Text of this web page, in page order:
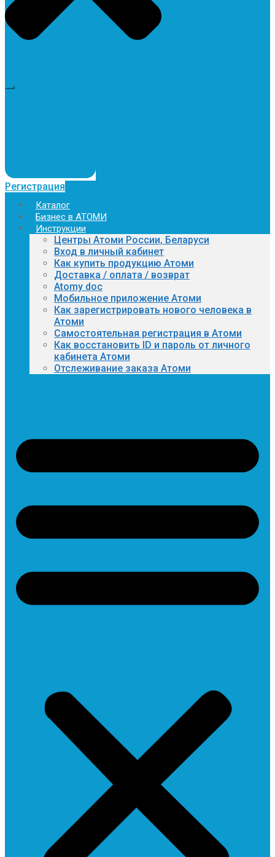
Регистрация
Каталог
Бизнес в АТОМИ
Инструкции
Центры Атоми России, Беларуси
Вход в личный кабинет
Как купить продукцию Атоми
Доставка / оплата / возврат
Atomy doc
Мобильное приложение Атоми
Как зарегистрировать нового человека в
Атоми
Самостоятельная регистрация в Атоми
Как восстановить ID и пароль от личного
кабинета Атоми
Отслеживание заказа Атоми